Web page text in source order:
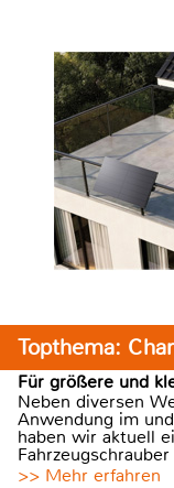
Topthema:
Für größere und
Neben diversen
Anwendung im
haben wir aktuell
>> Mehr erfahren